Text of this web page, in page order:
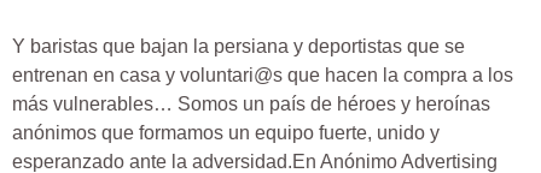
Y baristas que bajan la persiana y deportistas que se
entrenan en casa y voluntari@s que hacen la compra a los
más vulnerables… Somos un país de héroes y heroínas
anónimos que formamos un equipo fuerte, unido y
esperanzado ante la adversidad.En Anónimo Advertising